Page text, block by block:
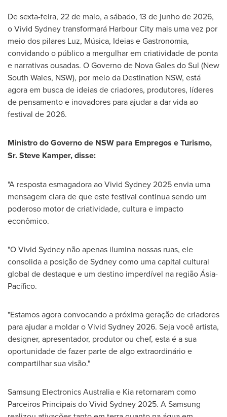
De sexta-feira, 22 de maio, a sábado, 13 de junho de 2026,
o Vivid Sydney transformará Harbour City mais uma vez por
meio dos pilares Luz, Música, Ideias e Gastronomia,
convidando o público a mergulhar em criatividade de ponta
e narrativas ousadas. O Governo de Nova Galesdo Sul (New
South Wales, NSW), por meio da Destination NSW, está
agora em busca de ideias de criadores, produtores, líderes
de pensamento e inovadores para ajudar a dar vida ao
festival de 2026.
Ministro do Governo de NSW para Empregos e Turismo,
Sr.Steve Kamper, disse:
"A resposta esmagadora ao Vivid Sydney 2025 envia uma
mensagem clara de que este festival continua sendo um
poderoso motor de criatividade, cultura e impacto
econômico.
"O Vivid Sydney não apenas ilumina nossas ruas, ele
consolida a posição deSydneycomo uma capital cultural
global de destaque e um destino imperdível na região Ásia-
Pacífico.
"Estamos agora convocando a próxima geração de criadores
para ajudar a moldar o Vivid Sydney 2026. Seja você artista,
designer, apresentador, produtor ou chef, esta é a sua
oportunidade de fazer parte de algo extraordinário e
compartilhar sua visão."
Samsung Electronics Australia e Kia retornaram como
Parceiros Principais do Vivid Sydney 2025. A Samsung